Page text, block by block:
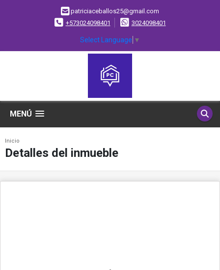
patriciaceballos25@gmail.com
+573024098401
3024098401
Select Language ▼
MENÚ
Inicio
Detalles del inmueble